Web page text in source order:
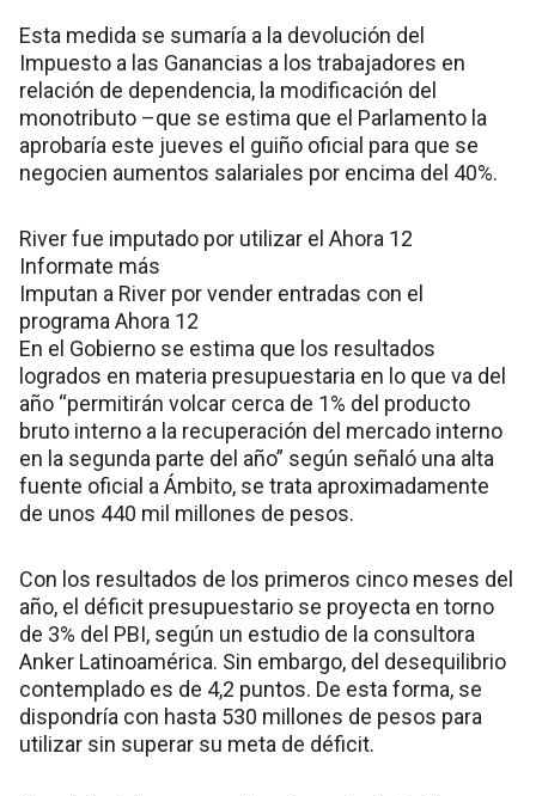
Esta medida se sumaría a la devolución del
Impuesto a las Ganancias a los trabajadores en
relación de dependencia, la modificación del
monotributo –que se estima que el Parlamento la
aprobaría este jueves el guiño oficial para que se
negocien aumentos salariales por encima del 40%.
River fue imputado por utilizar el Ahora 12
Informate más
Imputan a River por vender entradas con el
programa Ahora 12
En el Gobierno se estima que los resultados
logrados en materia presupuestaria en lo que va del
año “permitirán volcar cerca de 1% del producto
bruto interno a la recuperación del mercado interno
en la segunda parte del año” según señaló una alta
fuente oficial a Ámbito, se trata aproximadamente
de unos 440 mil millones de pesos.
Con los resultados de los primeros cinco meses del
año, el déficit presupuestario se proyecta en torno
de 3% del PBI, según un estudio de la consultora
Anker Latinoamérica. Sin embargo, del desequilibrio
contemplado es de 4,2 puntos. De esta forma, se
dispondría con hasta 530 millones de pesos para
utilizar sin superar su meta de déficit.